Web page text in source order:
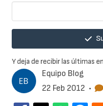
Equipo Blog
22 Feb 2012 •
Y deja de recibir las últimas